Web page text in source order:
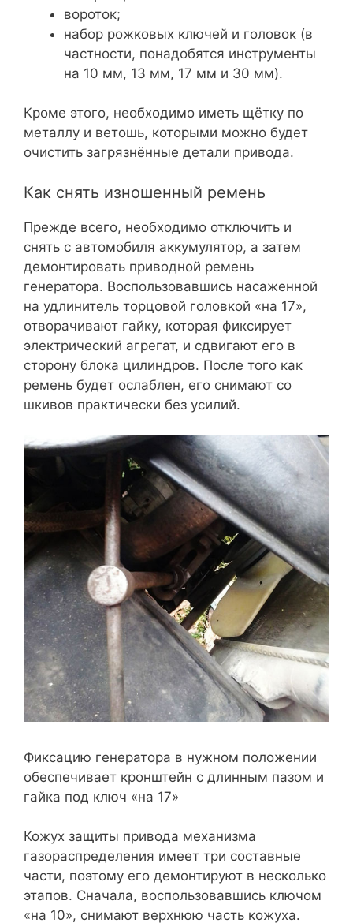
вороток;
набор рожковых ключей и головок (в
частности, понадобятся инструменты
на 10 мм, 13 мм, 17 мм и 30 мм).
Кроме этого, необходимо иметь щётку по
металлу и ветошь, которыми можно будет
очистить загрязнённые детали привода.
Как снять изношенный ремень
Прежде всего, необходимо отключить и
снять с автомобиля аккумулятор, а затем
демонтировать приводной ремень
генератора. Воспользовавшись насаженной
на удлинитель торцовой головкой «на 17»,
отворачивают гайку, которая фиксирует
электрический агрегат, и сдвигают его в
сторону блока цилиндров. После того как
ремень будет ослаблен, его снимают со
шкивов практически без усилий.
Фиксацию генератора в нужном положении
обеспечивает кронштейн с длинным пазом и
гайка под ключ «на 17»
Кожух защиты привода механизма
газораспределения имеет три составные
части, поэтому его демонтируют в несколько
этапов. Сначала, воспользовавшись ключом
«на 10», снимают верхнюю часть кожуха.